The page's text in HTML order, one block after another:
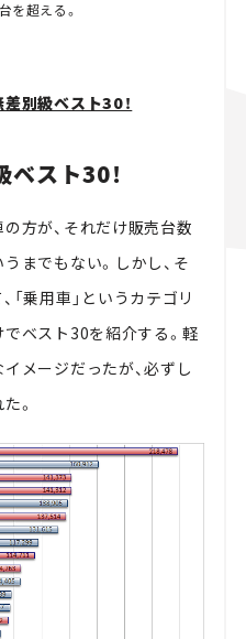
を超える。
別級ベスト30！
ベスト30！
方が、それだけ販売台数
までもない。しかし、そ
「乗用車」というカテゴリ
ベスト30を紹介する。軽
メージだったが、必ずし
。